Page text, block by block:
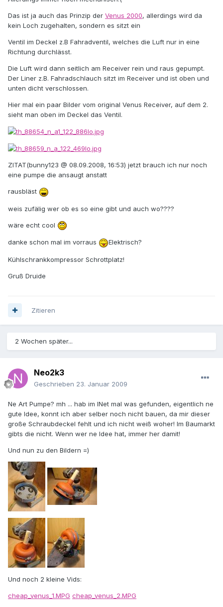
Das ist ja auch das Prinzip der Venus 2000, allerdings wird da
kein Loch zugehalten, sondern es sitzt ein
Ventil im Deckel z.B Fahradventil, welches die Luft nur in eine
Richtung durchlässt.
Die Luft wird dann seitlich am Receiver rein und raus gepumpt.
Der Liner z.B. Fahradschlauch sitzt im Receiver und ist oben und
unten dicht verschlossen.
Hier mal ein paar Bilder vom original Venus Receiver, auf dem 2.
sieht man oben im Deckel das Ventil.
ZITAT(bunny123 @ 08.09.2008, 16:53) jetzt brauch ich nur noch
eine pumpe die ansaugt anstatt
rausbläst
weis zufälig wer ob es so eine gibt und auch wo????
wäre echt cool
danke schon mal im vorraus Elektrisch?
Kühlschrankkompressor Schrottplatz!
Gruß Druide
Zitieren
2 Wochen später...
Neo2k3
Geschrieben 23. Januar 2009
Ne Art Pumpe? mh ... hab im INet mal was gefunden, eigentlich ne
gute Idee, konnt ich aber selber noch nicht bauen, da mir dieser
große Schraubdeckel fehlt und ich nicht weiß woher! Im Baumarkt
gibts die nicht. Wenn wer ne Idee hat, immer her damit!
Und nun zu den Bildern =)
Und noch 2 kleine Vids:
cheap_venus_1.MPG cheap_venus_2.MPG